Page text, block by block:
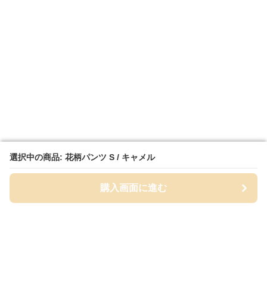
選択中の商品: 花柄パンツ S / キャメル
購入画面に進む
選択中の商品: 花柄パンツ S / キャメル
購入画面に進む